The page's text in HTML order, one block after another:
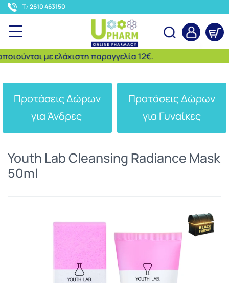
T.: 2610 463150
με ελάχιστη παραγγελία 12€.
Αναζήτηση
Προτάσεις Δώρων
για Άνδρες
Προτάσεις Δώρων
για Γυναίκες
Youth Lab Cleansing Radiance Mask
50ml